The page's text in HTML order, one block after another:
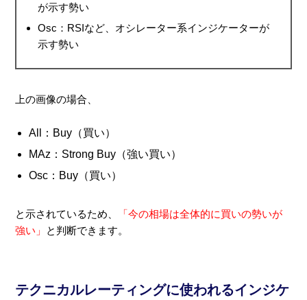
が示す勢い
Osc：RSIなど、オシレーター系インジケーターが
示す勢い
上の画像の場合、
All：Buy（買い）
MAz：Strong Buy（強い買い）
Osc：Buy（買い）
と示されているため、
「今の相場は全体的に買いの勢いが
強い」 と判断できます。
テクニカルレーティングに使われるインジケ